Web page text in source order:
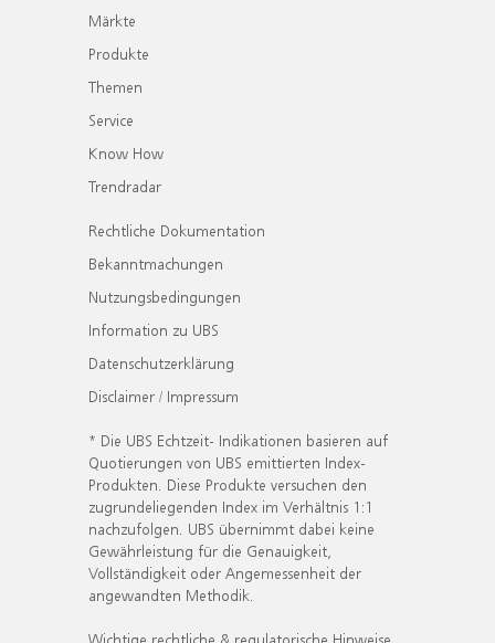
Märkte
Produkte
Themen
Service
Know How
Trendradar
Rechtliche Dokumentation
Bekanntmachungen
Nutzungsbedingungen
Information zu UBS
Datenschutzerklärung
Disclaimer / Impressum
* Die UBS Echtzeit- Indikationen basieren auf
Quotierungen von UBS emittierten Index-
Produkten. Diese Produkte versuchen den
zugrundeliegenden Index im Verhältnis 1:1
nachzufolgen. UBS übernimmt dabei keine
Gewährleistung für die Genauigkeit,
Vollständigkeit oder Angemessenheit der
angewandten Methodik.